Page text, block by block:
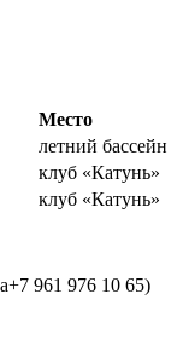
Место
летний бассейн
клуб «Катунь»
клуб «Катунь»
961 976 10 65)